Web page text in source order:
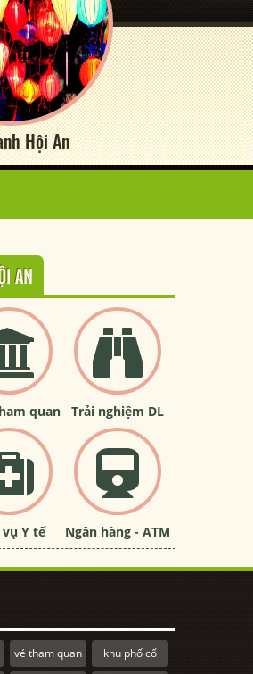
Hội An
AN
quan Trải nghiệm DL
vụ Y tế Ngân hàng - ATM
vé tham quan khu phố cổ